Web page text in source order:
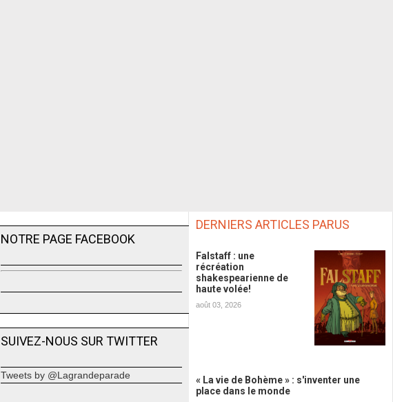
NOTRE PAGE FACEBOOK
SUIVEZ-NOUS SUR TWITTER
Tweets by @Lagrandeparade
DERNIERS ARTICLES PARUS
Falstaff : une
récréation
shakespearienne de
haute volée!
août 03, 2026
« La vie de Bohème » : s'inventer une
place dans le monde